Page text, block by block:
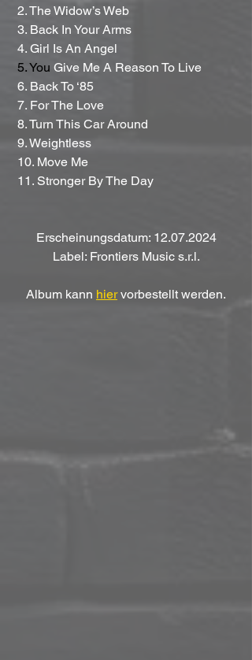
2. The Widow’s Web
3. Back In Your Arms
4. Girl Is An Angel
5. You Give Me A Reason To Live
6. Back To ‘85
7. For The Love
8. Turn This Car Around
9. Weightless
10. Move Me
11. Stronger By The Day
Erscheinungsdatum: 12.07.2024
Label: Frontiers Music s.r.l.
Album kann hier vorbestellt werden.